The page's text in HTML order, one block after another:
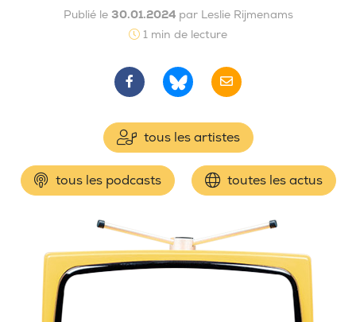
Publié le 30.01.2024 par Leslie Rijmenams
1 min de lecture
tous les artistes
tous les podcasts toutes les actus